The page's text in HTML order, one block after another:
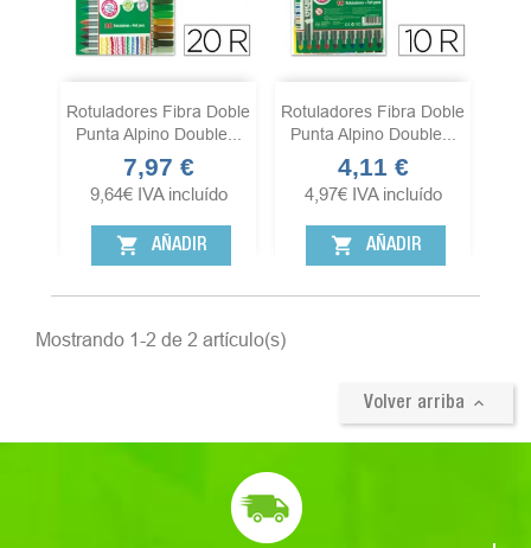
Rotuladores Fibra Doble
Punta Alpino Double...
Precio
7,97 €
9,64€ IVA incluído
shopping_cart AÑADIR
Rotuladores Fibra Doble
Punta Alpino Double...
Precio
4,11 €
4,97€ IVA incluído
shopping_cart AÑADIR
Mostrando 1-2 de 2 artículo(s)
Volver arriba 